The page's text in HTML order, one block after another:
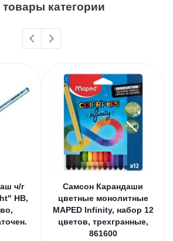
товары категории
ч/г
HB,
Самсон Карандаши
цветные монолитные
MAPED Infinity, набор 12
цветов, трехгранные,
861600